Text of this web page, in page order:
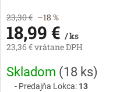
23,30 € –18 %
18,99 € / ks
23,36 € vrátane DPH
Jednotková
cena:
Skladom (18 ks)
Predajňa Lokca: 13